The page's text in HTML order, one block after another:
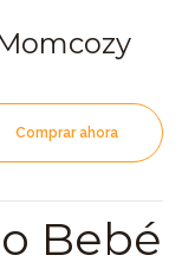
Comprar ahora
Bebé